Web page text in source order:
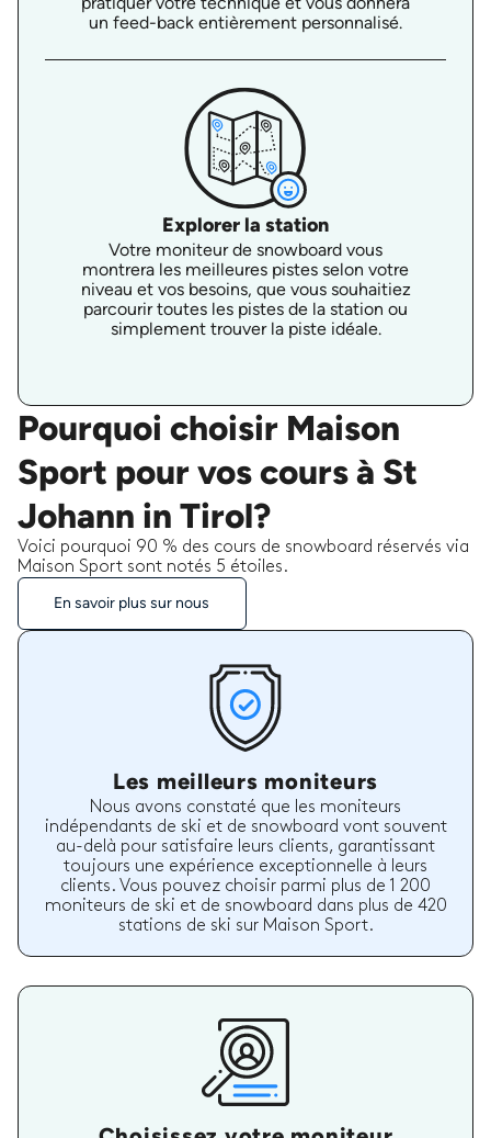
un feed-back entièrement personnalisé.
Explorer la station
Votre moniteur de snowboard vous
montrera les meilleures pistes selon votre
niveau et vos besoins, que vous souhaitiez
parcourir toutes les pistes de la station ou
simplement trouver la piste idéale.
Pourquoi choisir Maison
Sport pour vos cours à St
Johann in Tirol?
Voici pourquoi 90 % des cours de snowboard réservés via
Maison Sport sont notés 5 étoiles.
En savoir plus sur nous
Les meilleurs moniteurs
Nous avons constaté que les moniteurs
indépendants de ski et de snowboard vont souvent
au-delà pour satisfaire leurs clients, garantissant
toujours une expérience exceptionnelle à leurs
clients. Vous pouvez choisir parmi plus de 1 200
moniteurs de ski et de snowboard dans plus de 420
stations de ski sur Maison Sport.